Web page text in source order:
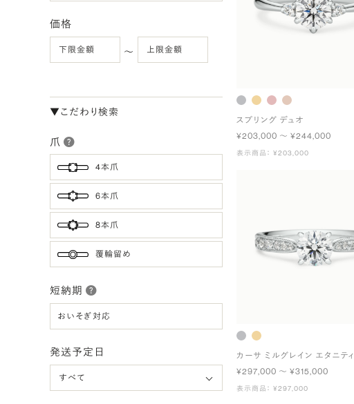
価格
〜
▼こだわり検索
爪
4本爪
6本爪
8本爪
覆輪留め
短納期
おいそぎ対応
発送予定日
スプリング デュオ
¥203,000 〜 ¥244,000
表示商品： ¥203,000
カーサ ミルグレイン エタニティ
¥297,000 〜 ¥315,000
表示商品： ¥297,000